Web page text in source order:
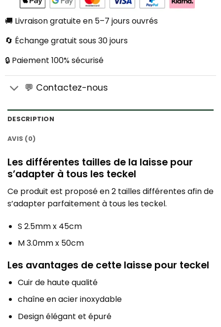
🚚 Livraison gratuite en 5–7 jours ouvrés
🔄 Échange gratuit sous 30 jours
🔒 Paiement 100% sécurisé
💬 Contactez-nous
DESCRIPTION
AVIS (0)
Les différentes tailles de la laisse pour
s’adapter à tous les teckel
Ce produit est proposé en 2 tailles différentes afin de
s’adapter parfaitement à tous les teckel.
S 2.5mm x 45cm
M 3.0mm x 50cm
Les avantages de cette laisse pour teckel
Cuir de haute qualité
chaîne en acier inoxydable
Design élégant et épuré